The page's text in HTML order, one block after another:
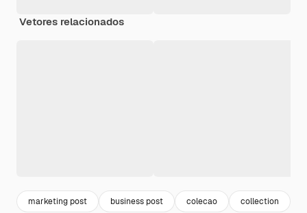
Vetores relacionados
marketing post business post colecao collection